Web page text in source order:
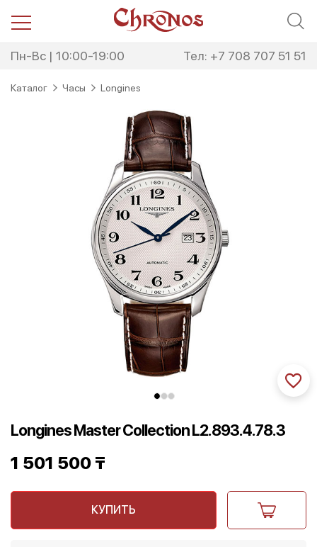
Пн-Вс | 10:00-19:00 Тел: +7 708 707 51 51
Каталог Часы Longines
Longines Master Collection L2.893.4.78.3
1 501 500 ₸
КУПИТЬ